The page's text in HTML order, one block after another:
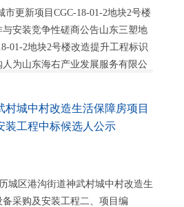
更新项目CGC-18-01-2地块2号楼
安装竞争性磋商公告山东三塑地
01-2地块2号楼改造提升工程标识
为山东海右产业发展服务有限公
村城中村改造生活保障房项目
装工程中标候选人公示
城区港沟街道神武村城中村改造生
采购及安装工程二、项目编